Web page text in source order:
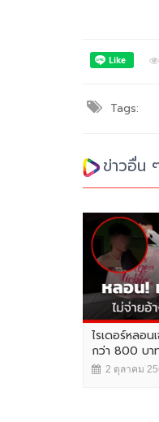
Tags:
ข่าวอื่น
ไรเดอร์หลอ
กว่า 800 บา
2 ตุลาคม